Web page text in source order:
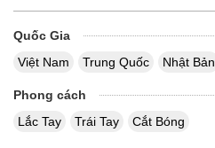
Quốc Gia
Việt Nam
Trung Quốc Nhật Bản
Phong cách
Lắc Tay
Trái Tay Cắt Bóng